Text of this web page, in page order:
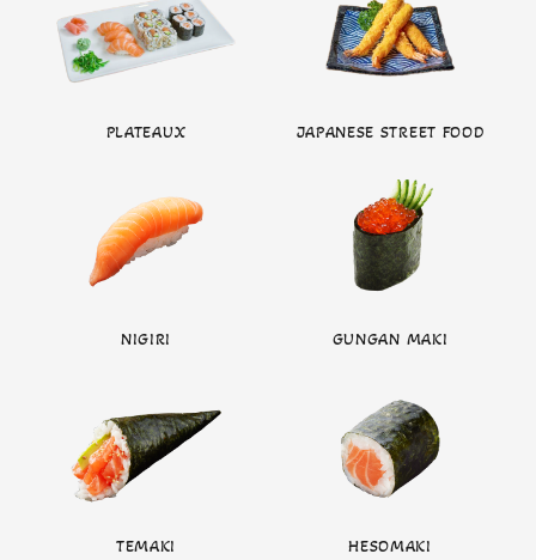
PLATEAUX JAPANESE STREET FOOD
NIGIRI GUNGAN MAKI
TEMAKI HESOMAKI